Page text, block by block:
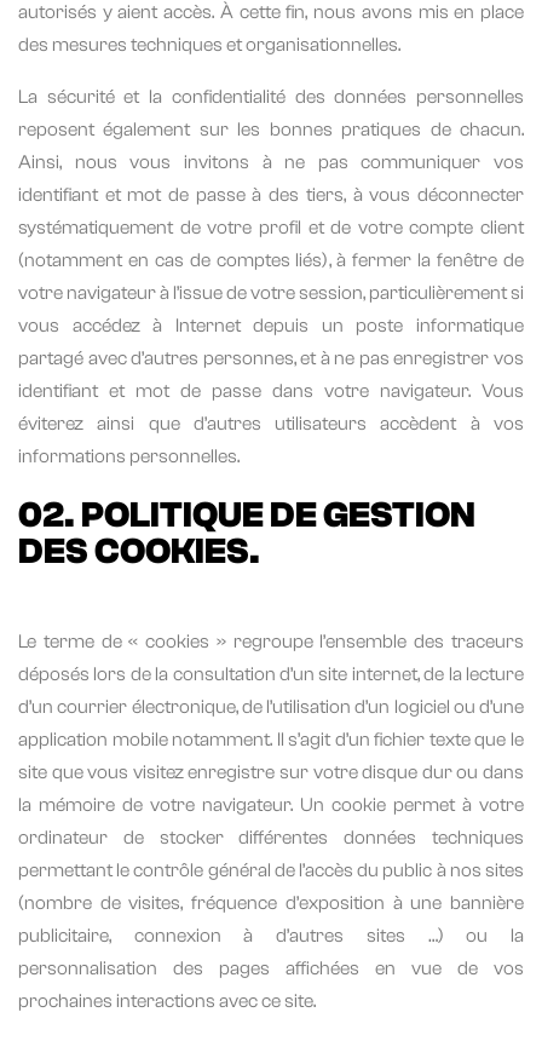
autorisés y aient accès. À cette fin, nous avons mis en place
des mesures techniques et organisationnelles.
La sécurité et la confidentialité des données personnelles
reposent également sur les bonnes pratiques de chacun.
Ainsi, nous vous invitons à ne pas communiquer vos
identifiant et mot de passe à des tiers, à vous déconnecter
systématiquement de votre profil et de votre compte client
(notamment en cas de comptes liés), à fermer la fenêtre de
votre navigateur à l’issue de votre session, particulièrement si
vous accédez à Internet depuis un poste informatique
partagé avec d’autres personnes, et à ne pas enregistrer vos
identifiant et mot de passe dans votre navigateur. Vous
éviterez ainsi que d’autres utilisateurs accèdent à vos
informations personnelles.
02. POLITIQUE DE GESTION
DES COOKIES.
Le terme de « cookies » regroupe l’ensemble des traceurs
déposés lors de la consultation d’un site internet, de la lecture
d’un courrier électronique, de l’utilisation d’un logiciel ou d’une
application mobile notamment. Il s’agit d’un fichier texte que le
site que vous visitez enregistre sur votre disque dur ou dans
la mémoire de votre navigateur. Un cookie permet à votre
ordinateur de stocker différentes données techniques
permettant le contrôle général de l’accès du public à nos sites
(nombre de visites, fréquence d’exposition à une bannière
publicitaire, connexion à d’autres sites …) ou la
personnalisation des pages affichées en vue de vos
prochaines interactions avec ce site.